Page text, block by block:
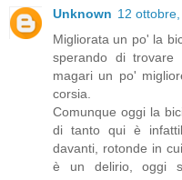
Unknown 12
Migliorata un po' la
sperando di
magari un po'
corsia.
Comunque oggi la
di tanto qui è
davanti, rotonde in
è un delirio, oggi